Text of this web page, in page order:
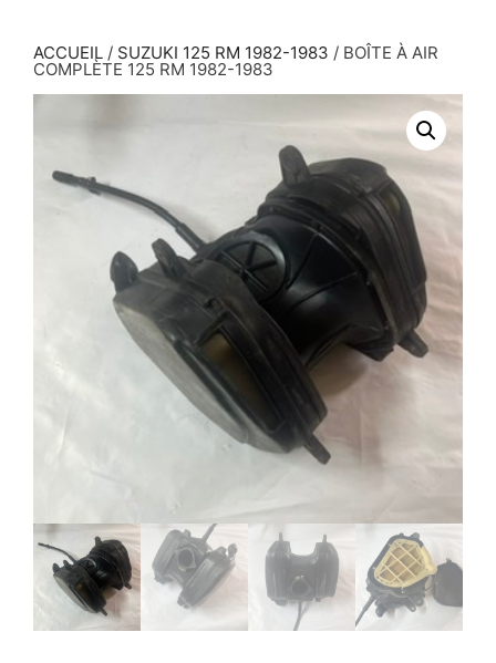
ACCUEIL / SUZUKI 125 RM 1982-1983 / BOÎTE À AIR
COMPLÈTE 125 RM 1982-1983